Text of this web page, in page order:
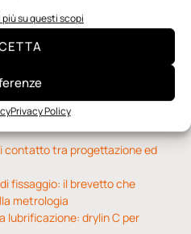
più su questi scopi
Privacy Policy
passa da una pinza all’altra
Industriale
contatto tra progettazione ed
fissaggio: il brevetto che
metrologia
lubrificazione: drylin C per